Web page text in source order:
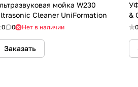
мойка W230
Cleaner UniFormation
0 0 Нет в наличии
Заказать
&
0